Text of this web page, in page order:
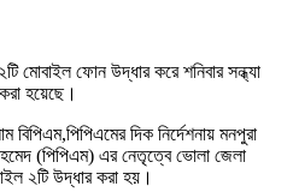
মোবাইল ফোন উদ্ধার করে শনিবার সন্ধ্যা
হয়েছে।
দিক নির্দেশনায় মনপুরা
(পিপিএম) এর নেতৃত্বে ভোলা জেলা
২টি উদ্ধার করা হয়।